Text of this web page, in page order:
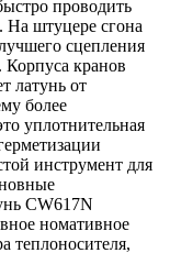
проводить
На штуцере сгона
сцепления
Корпуса кранов
латунь от
более
уплотнительная
инструмент для
CW617N
номативное
теплоносителя,